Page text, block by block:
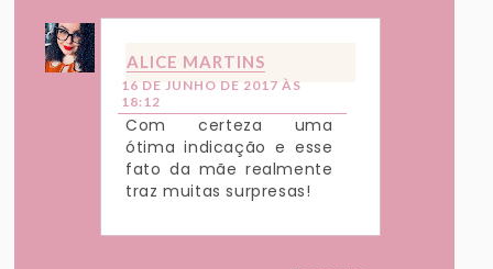
ALICE MARTINS
16 DE JUNHO DE 2017 ÀS
18:12
Com certeza uma
ótima indicação e esse
fato da mãe realmente
traz muitas surpresas!